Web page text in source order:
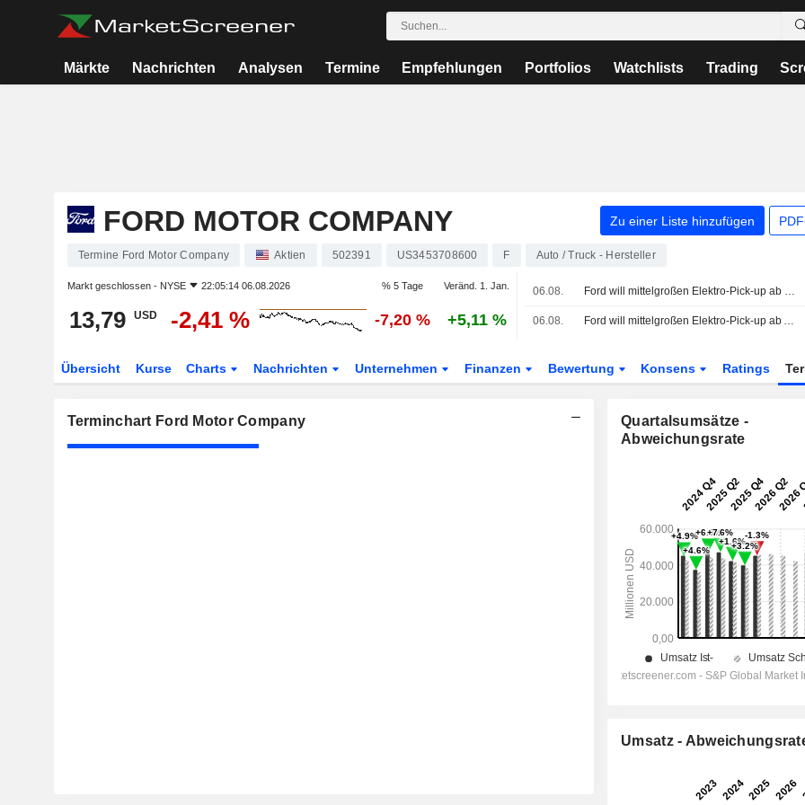
Märkte Nachrichten Analysen Termine Empfehlungen Portfolios Watchlists Trading
FORD MOTOR COMPANY Zu einer Liste hinzufügen
Termine Ford Motor Company Aktien 502391 US3453708600 F Auto / Truck - Hersteller
Markt geschlossen - NYSE 22:05:14 06.08.2026 % 5 Tage Veränd. 1. Jan.
13,79 USD -2,41 % -7,20 % +5,11 %
06.08. Ford will mittelgroßen Elektro-Pick-up ab 28.350 USD Anfang 2027 verkaufen
06.08. Ford will mittelgroßen Elektro-Pick-up ab Anfang 2027 ab 28.350 USD verkaufen
Übersicht Kurse Charts Nachrichten Unternehmen Finanzen Bewertung Konsens Ratings
Terminchart Ford Motor Company
Quartalsumsätze -
Abweichungsrate
Umsatz -